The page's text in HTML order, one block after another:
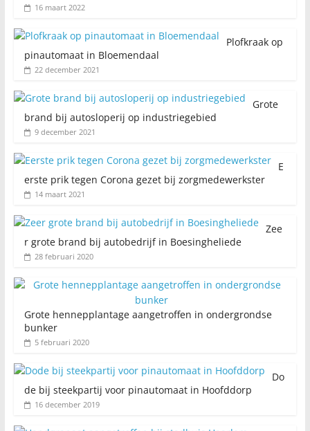
16 maart 2022
Plofkraak op
pinautomaat in Bloemendaal
22 december 2021
Grote
brand bij autosloperij op industriegebied
9 december 2021
E
erste prik tegen Corona gezet bij zorgmedewerkster
14 maart 2021
Zee
r grote brand bij autobedrijf in Boesingheliede
28 februari 2020
Grote hennepplantage aangetroffen in ondergrondse
bunker
5 februari 2020
Do
de bij steekpartij voor pinautomaat in Hoofddorp
16 december 2019